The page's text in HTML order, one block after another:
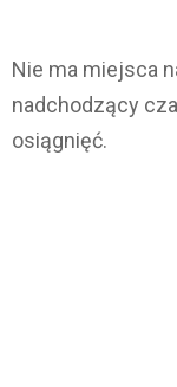
Nie ma miejsca
nadchodzący
osiągnięć.